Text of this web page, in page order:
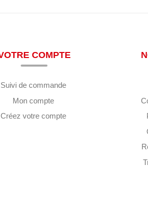
COMPTE
Suivi de commande
Mon compte
Créez votre compte